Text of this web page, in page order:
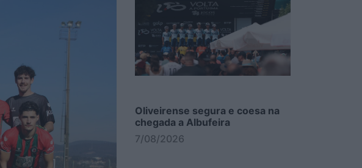
Oliveirense segura e coesa na
chegada a Albufeira
7/08/2026